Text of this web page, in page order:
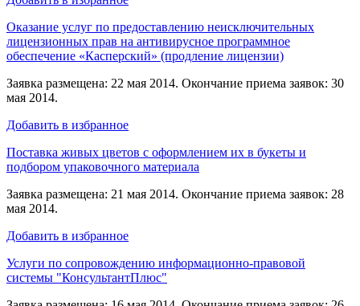
Оказание услуг по предоставлению неисключительных
лицензионных прав на антивирусное программное
обеспечение «Касперский» (продление лицензии)
Заявка размещена: 22 мая 2014. Окончание приема заявок: 30
мая 2014.
Добавить в избранное
Поставка живых цветов с оформлением их в букеты и
подбором упаковочного материала
Заявка размещена: 21 мая 2014. Окончание приема заявок: 28
мая 2014.
Добавить в избранное
Услуги по сопровождению информационно-правовой
системы "КонсультантПлюс"